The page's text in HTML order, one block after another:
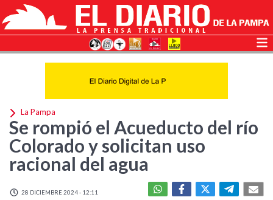
La Pampa
Se rompió el Acueducto del río
Colorado y solicitan uso
racional del agua
28 DICIEMBRE 2024 - 12:11